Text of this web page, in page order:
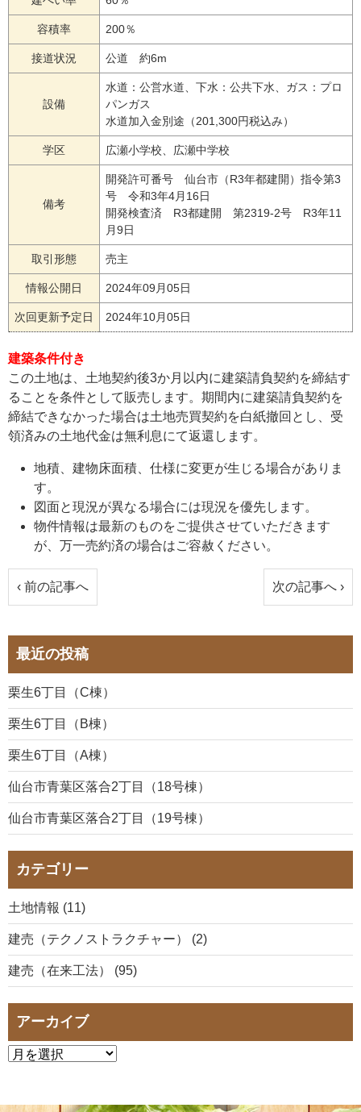
容積率 200％
接道状況 公道 約6m
設備
水道：公営水道、下水：公共下水、ガス：プロ
パンガス
水道加入金別途（201,300円税込み）
学区 広瀬小学校、広瀬中学校
備考
開発許可番号 仙台市（R3年都建開）指令第3
号 令和3年4月16日
開発検査済 R3都建開 第2319-2号 R3年11
月9日
取引形態 売主
情報公開日 2024年09月05日
次回更新予定日 2024年10月05日
建築条件付き
この土地は、土地契約後3か月以内に建築請負契約を締結す
ることを条件として販売します。期間内に建築請負契約を
締結できなかった場合は土地売買契約を白紙撤回とし、受
領済みの土地代金は無利息にて返還します。
地積、建物床面積、仕様に変更が生じる場合がありま
す。
図面と現況が異なる場合には現況を優先します。
物件情報は最新のものをご提供させていただきます
が、万一売約済の場合はご容赦ください。
‹ 前の記事へ 次の記事へ ›
最近の投稿
栗生6丁目（C棟）
栗生6丁目（B棟）
栗生6丁目（A棟）
仙台市青葉区落合2丁目（18号棟）
仙台市青葉区落合2丁目（19号棟）
カテゴリー
土地情報 (11)
建売（テクノストラクチャー） (2)
建売（在来工法） (95)
アーカイブ